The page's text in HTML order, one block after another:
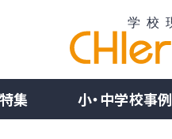
特集 小・中学校事例